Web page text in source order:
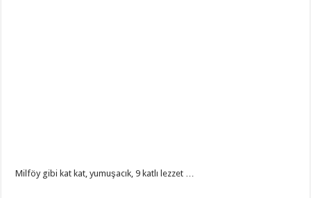
Milföy gibi kat kat, yumuşacık, 9 katlı lezzet …